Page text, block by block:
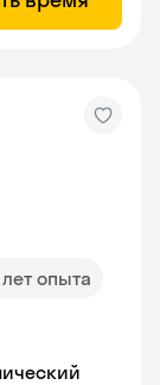
лет опыта